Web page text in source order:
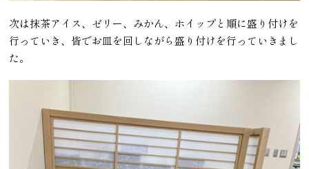
次は抹茶アイス、ゼリー、みかん、ホイップと順に盛り付けを
行っていき、皆でお皿を回しながら盛り付けを行っていきまし
た。